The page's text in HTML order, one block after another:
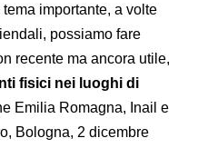
tema importante, a
aziendali, possiamo
non recente ma
– Agenti fisici nei
da Regione Emilia